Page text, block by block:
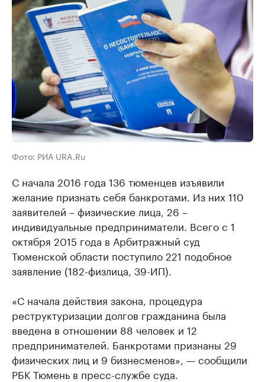
Фото: РИА URA.Ru
С начала 2016 года 136 тюменцев изъявили
желание признать себя банкротами. Из них 110
заявителей – физические лица, 26 –
индивидуальные предприниматели. Всего с 1
октября 2015 года в Арбитражный суд
Тюменской области поступило 221 подобное
заявление (182-физлица, 39-ИП).
«С начала действия закона, процедура
реструктуризации долгов гражданина была
введена в отношении 88 человек и 12
предпринимателей. Банкротами признаны 29
физических лиц и 9 бизнесменов», — сообщили
РБК Тюмень в пресс-службе суда.